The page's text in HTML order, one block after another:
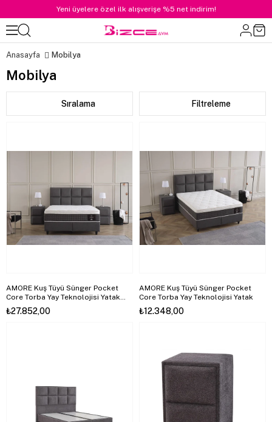
Yeni üyelere özel ilk alışverişe %5 net indirim!
Anasayfa Mobilya
Mobilya
Filtreleme
Sıralama
AMORE Kuş Tüyü Sünger Pocket
Core Torba Yay Teknolojisi Yatak
Seti
₺27.852,00
AMORE Kuş Tüyü Sünger Pocket
Core Torba Yay Teknolojisi Yatak
₺12.348,00